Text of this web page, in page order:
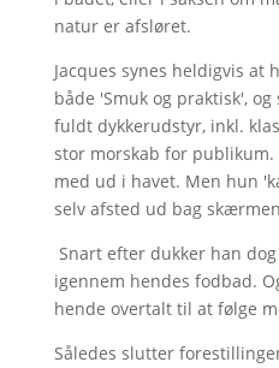
natur er afsløret.
Jacques synes heldigvis at
både 'Smuk og praktisk',
fuldt dykkerudstyr, inkl.
stor morskab for
med ud i havet. Men hun
selv afsted ud bag
Snart efter dukker han
igennem hendes fodbad.
hende overtalt til at følge
Således slutter